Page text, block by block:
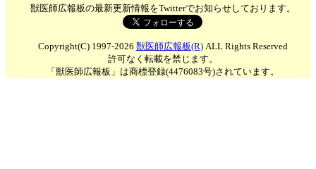
獣医師広報板の最新更新情報をTwitterでお知らせしております。
Copyright(C) 1997-2026 獣医師広報板(R)ALL Rights Reserved
許可なく転載を禁じます。
「獣医師広報板」は商標登録(4476083号)されています。